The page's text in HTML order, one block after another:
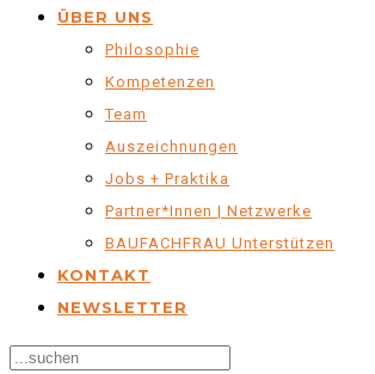
ÜBER UNS
Philosophie
Kompetenzen
Team
Auszeichnungen
Jobs + Praktika
Partner*innen | Netzwerke
BAUFACHFRAU Unterstützen
KONTAKT
NEWSLETTER